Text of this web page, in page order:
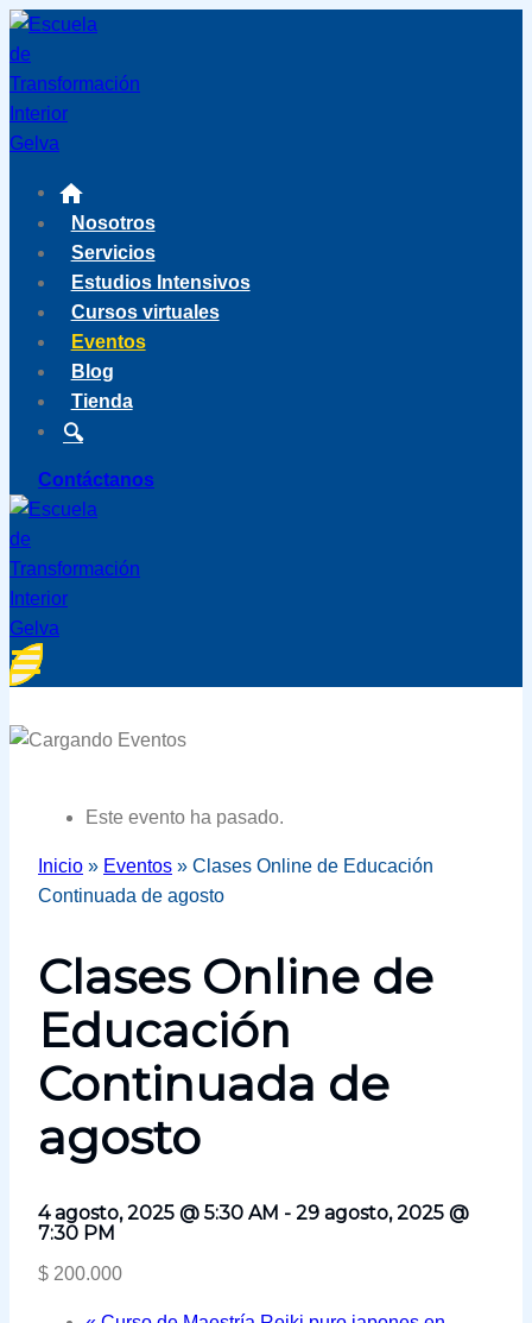
Saltar
al
contenido
Nosotros
Servicios
Estudios Intensivos
Cursos virtuales
Eventos
Blog
Tienda
Contáctanos
Este evento ha pasado.
Inicio » Eventos » Clases Online de Educación
Continuada de agosto
Clases Online de
Educación
Continuada de
agosto
4 agosto, 2025 @ 5:30 AM - 29 agosto, 2025 @
7:30 PM
$ 200.000